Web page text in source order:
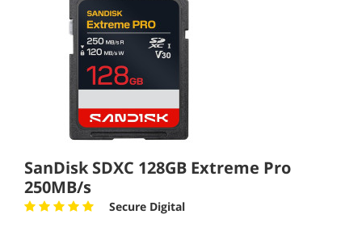
SanDisk SDXC 128GB Extreme Pro
250MB/s
Secure Digital